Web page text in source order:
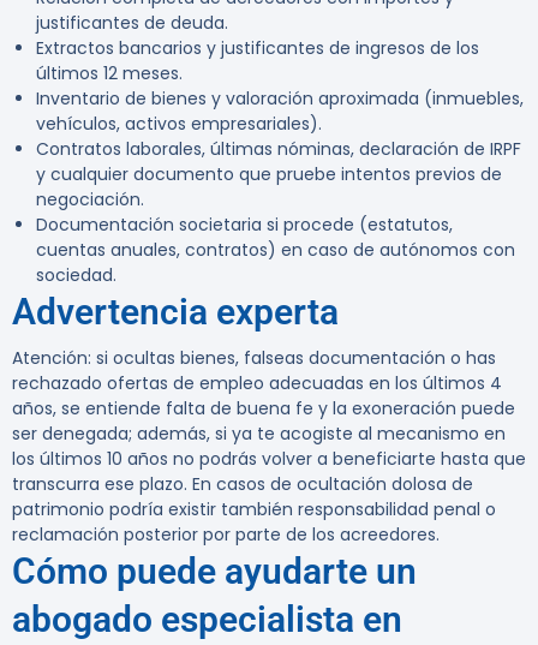
justificantes de deuda.
Extractos bancarios y justificantes de ingresos de los
últimos 12 meses.
Inventario de bienes y valoración aproximada (inmuebles,
vehículos, activos empresariales).
Contratos laborales, últimas nóminas, declaración de IRPF
y cualquier documento que pruebe intentos previos de
negociación.
Documentación societaria si procede (estatutos,
cuentas anuales, contratos) en caso de autónomos con
sociedad.
Advertencia experta
Atención: si ocultas bienes, falseas documentación o has
rechazado ofertas de empleo adecuadas en los últimos 4
años, se entiende falta de buena fe y la exoneración puede
ser denegada; además, si ya te acogiste al mecanismo en
los últimos 10 años no podrás volver a beneficiarte hasta que
transcurra ese plazo. En casos de ocultación dolosa de
patrimonio podría existir también responsabilidad penal o
reclamación posterior por parte de los acreedores.
Cómo puede ayudarte un
abogado especialista en